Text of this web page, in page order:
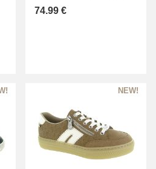
74.99 €